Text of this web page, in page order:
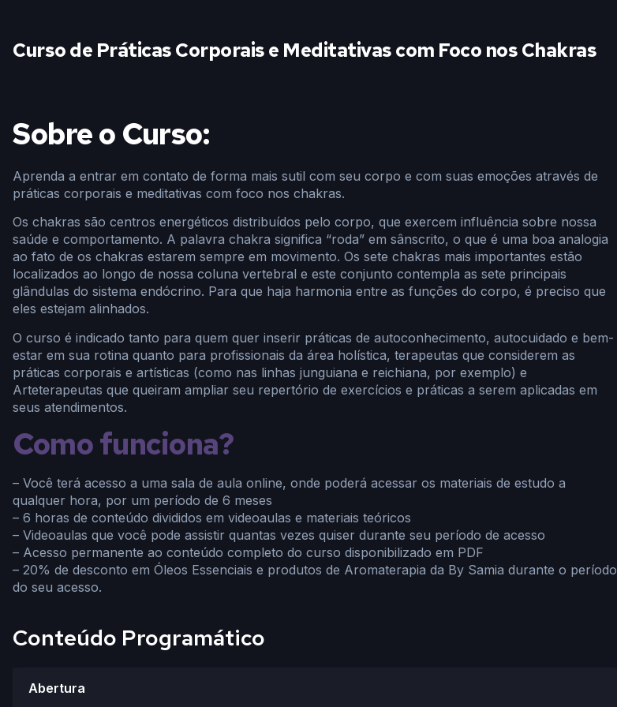
Curso de Práticas Corporais e Meditativas com Foco nos Chakras
Sobre o Curso:
Aprenda a entrar em contato de forma mais sutil com seu corpo e com suas emoções através de
práticas corporais e meditativas com foco nos chakras.
Os chakras são centros energéticos distribuídos pelo corpo, que exercem influência sobre nossa
saúde e comportamento. A palavra chakra significa “roda” em sânscrito, o que é uma boa analogia
ao fato de os chakras estarem sempre em movimento. Os sete chakras mais importantes estão
localizados ao longo de nossa coluna vertebral e este conjunto contempla as sete principais
glândulas do sistema endócrino. Para que haja harmonia entre as funções do corpo, é preciso que
eles estejam alinhados.
O curso é indicado tanto para quem quer inserir práticas de autoconhecimento, autocuidado e bem-
estar em sua rotina quanto para profissionais da área holística, terapeutas que considerem as
práticas corporais e artísticas (como nas linhas junguiana e reichiana, por exemplo) e
Arteterapeutas que queiram ampliar seu repertório de exercícios e práticas a serem aplicadas em
seus atendimentos.
Como funciona?
– Você terá acesso a uma sala de aula online, onde poderá acessar os materiais de estudo a
qualquer hora, por um período de 6 meses
– 6 horas de conteúdo divididos em videoaulas e materiais teóricos
– Videoaulas que você pode assistir quantas vezes quiser durante seu período de acesso
– Acesso permanente ao conteúdo completo do curso disponibilizado em PDF
– 20% de desconto em Óleos Essenciais e produtos de Aromaterapia da By Samia durante o período
do seu acesso.
Conteúdo Programático
Abertura